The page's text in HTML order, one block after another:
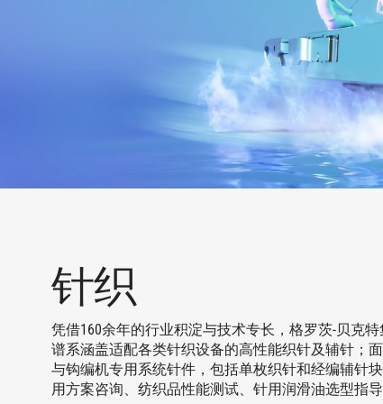
针织
凭借160余年的行业积淀与技术专长，格罗茨-贝克
谱系涵盖适配各类针织设备的高性能织针及辅针；
与钩编机专用系统针件，包括单枚织针和经编辅针
用方案咨询、纺织品性能测试、针用润滑油选型指导